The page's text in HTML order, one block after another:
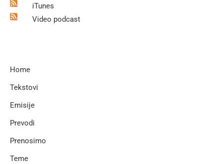
iTunes
Video podcast
Home
Tekstovi
Emisije
Prevodi
Prenosimo
Teme